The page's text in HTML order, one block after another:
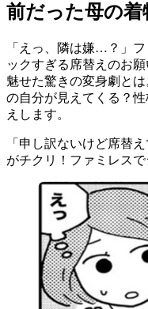
前だった母の着
「えっ、隣は嫌…？」
ックすぎる席替えのお
魅せた驚きの変身劇と
の自分が見えてくる？
えします。
「申し訳ないけど席替
がチクリ！ファミレス